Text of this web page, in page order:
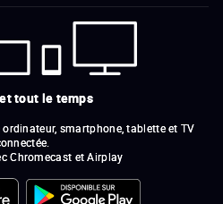
tout le temps
smartphone, tablette et TV
Chromecast et Airplay